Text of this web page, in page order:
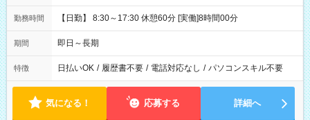
勤務時間 【日勤】 8:30～17:30 休憩60分 [実働]8時間00分
期間 即日～長期
特徴 日払いOK / 履歴書不要 / 電話対応なし / パソコンスキル不要
気になる！ 応募する 詳細へ